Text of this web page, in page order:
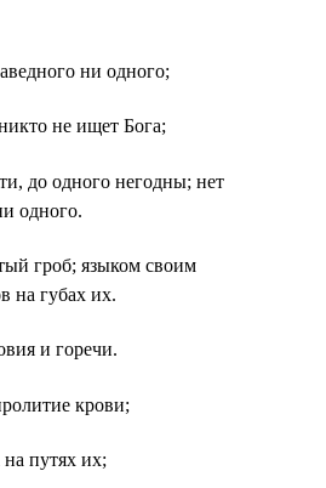
ни одного;
не ищет Бога;
до одного негодны; нет
одного.
гроб; языком своим
на губах их.
и горечи.
крови;
путях их;